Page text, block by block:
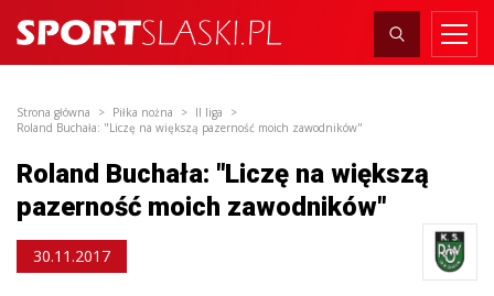
Strona główna Piłka nożna
II liga
Roland Buchała: "Liczę na większą pazerność moich zawodników"
Roland Buchała: "Liczę na większą
pazerność moich zawodników"
30.11.2017